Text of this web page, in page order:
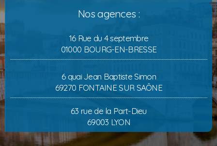
Nos agences :
16 Rue du 4 septembre
01000 BOURG-EN-BRESSE
6 quai Jean Baptiste Simon
69270 FONTAINE SUR SAÔNE
63 rue de la Part-Dieu
69003 LYON